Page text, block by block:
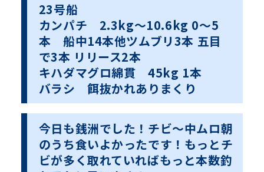
23号船
カンパチ 2.3kg〜10.6kg 0〜5
本 船中14本他ツムブリ3本 五目
で3本 リリース2本
キハダマグロ綿貫 45kg 1本
バラシ 餌抜かれありまくり
今日も銭洲でした！チビ〜中ムロ朝
のうち食いよかったです！もっとチ
ビが多く取れていればもっと本数釣